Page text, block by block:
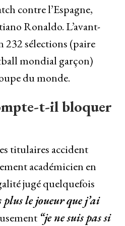
contre l’Espagne,
Ronaldo. L’avant-
232 sélections (paire
mondial garçon)
du monde.
t-il bloquer
titulaires accident
académicien en
jugé quelquefois
plus le joueur que j’ai
“je ne suis pas si